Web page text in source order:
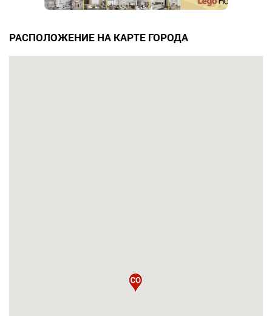
РАСПОЛОЖЕНИЕ НА КАРТЕ ГОРОДА